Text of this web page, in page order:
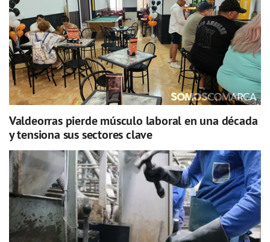
Valdeorras pierde músculo laboral en una década
y tensiona sus sectores clave